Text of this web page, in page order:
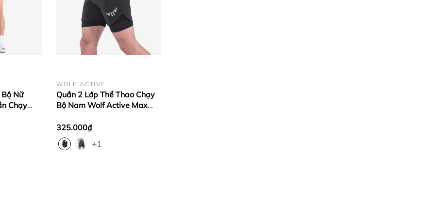
Nữ
Chạy
WOLF ACTIVE
Quần 2 Lớp Thể Thao Chạy
Bộ Nam Wolf Active Max
Nhẹ, Nhiều Túi
325.000₫
+1